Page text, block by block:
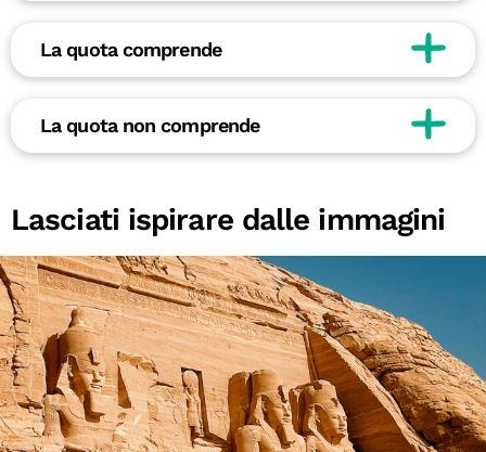
La quota comprende
La quota non comprende
Lasciati ispirare dalle immagini